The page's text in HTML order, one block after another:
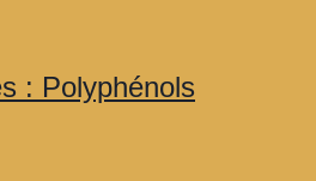
: Polyphénols